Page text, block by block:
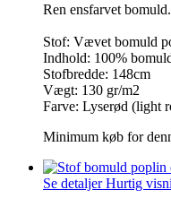
Ren ensfarvet bomuld.
Stof: Vævet bomuld
Indhold: 100%
Stofbredde: 148cm
Vægt: 130 gr/m2
Farve: Lyserød (light
Minimum køb for
Se detaljerHurtig